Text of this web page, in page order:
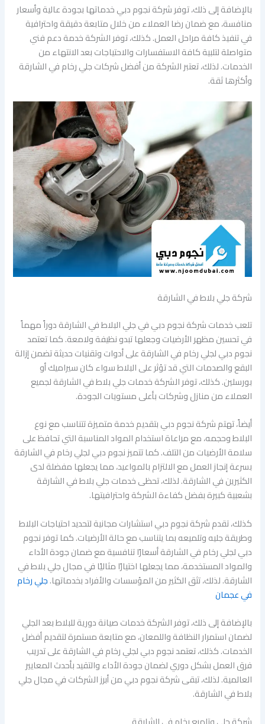
بالإضافة إلى ذلك، توفر شركة نجوم دبي خدماتها بجودة عالية وأسعار
منافسة، مع ضمان رضا العملاء من خلال متابعة دقيقة واحترافية
في تنفيذ كافة مراحل العمل. كذلك، توفر الشركة خدمة دعم فني
متواصلة لتلبية كافة الاستفسارات والاحتياجات بعد الانتهاء من
الخدمات. لذلك، تعتبر الشركة من أفضل شركات جلي رخام في الشارقة
وأكثرها ثقة.
شركة جلي بلاط في الشارقة
تلعب خدمات شركة نجوم دبي في جلي البلاط في الشارقة دوراً مهماً
في تحسين مظهر الأرضيات وجعلها تبدو نظيفة ولامعة. كما تعتمد
نجوم دبي لجلي رخام في الشارقة على أدوات وتقنيات حديثة تضمن إزالة
البقع والصدمات التي قد تؤثر على البلاط سواء كان سيراميك أو
بورسلين. كذلك، توفر الشركة خدمات جلي بلاط في الشارقة لجميع
العملاء من منازل وشركات بأعلى مستويات الجودة.
أيضاً، تهتم شركة نجوم دبي بتقديم خدمة متميزة تتناسب مع نوع
البلاط وحجمه، مع مراعاة استخدام المواد المناسبة التي تحافظ على
سلامة الأرضيات من التلف. كما تتميز نجوم دبي لجلي رخام في الشارقة
بسرعة إنجاز العمل مع الالتزام بالمواعيد، مما يجعلها مفضلة لدى
الكثيرين في الشارقة. لذلك، تحظى خدمات جلي بلاط في الشارقة
بشعبية كبيرة بفضل كفاءة الشركة واحترافيتها.
كذلك، تقدم شركة نجوم دبي استشارات مجانية لتحديد احتياجات البلاط
وطريقة جليه وتلميعه بما يتناسب مع حالة الأرضيات. كما توفر نجوم
دبي لجلي رخام في الشارقة أسعارًا تنافسية مع ضمان جودة الأداء
والمواد المستخدمة، مما يجعلها اختيارًا مثاليًا في مجال جلي بلاط في
الشارقة. لذلك، تثق الكثير من المؤسسات والأفراد بخدماتها.جلي رخام
في عجمان
بالإضافة إلى ذلك، توفر الشركة خدمات صيانة دورية للبلاط بعد الجلي
لضمان استمرار النظافة واللمعان، مع متابعة مستمرة لتقديم أفضل
الخدمات. كذلك، تعتمد نجوم دبي لجلي رخام في الشارقة على تدريب
فرق العمل بشكل دوري لضمان جودة الأداء والتقيد بأحدث المعايير
العالمية. لذلك، تبقى شركة نجوم دبي من أبرز الشركات في مجال جلي
بلاط في الشارقة.